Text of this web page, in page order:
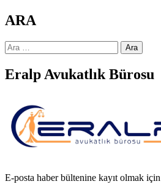
ARA
Arama:
Eralp Avukatlık Bürosu
E-posta haber bültenine kayıt olmak için